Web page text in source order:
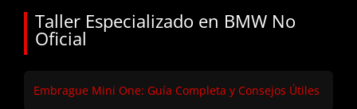
Taller Especializado en BMW No
Oficial
Embrague Mini One: Guía Completa y Consejos Útiles